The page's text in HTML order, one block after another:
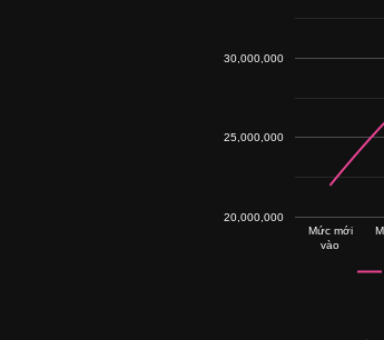
Mức mới
vào
20,000,000
25,000,000
30,000,000